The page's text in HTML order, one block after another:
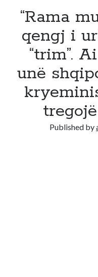
“Rama
qengj i
“trim”.
unë
Published by